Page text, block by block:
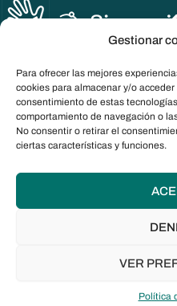
Gestionar
Para ofrecer las mejores
cookies para almacenar y/o
consentimiento de estas
comportamiento de navegación o
No consentir o retirar el
ciertas características y funciones.
VER
Política
©
Política